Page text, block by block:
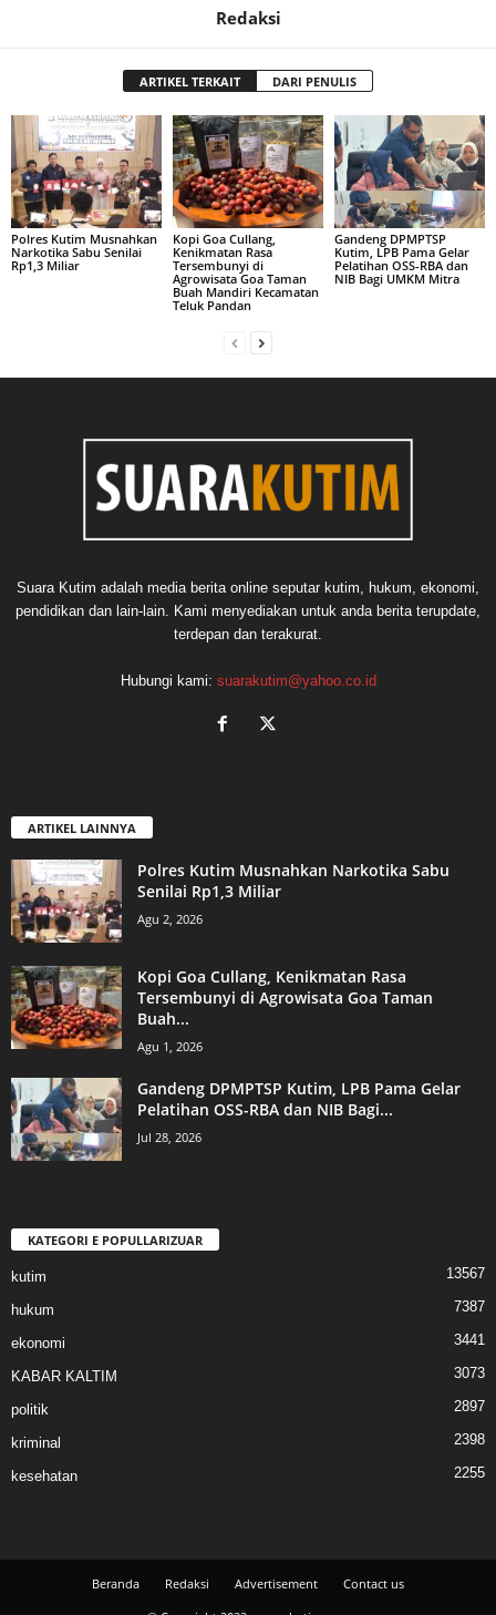
Redaksi
ARTIKEL TERKAIT DARI PENULIS
Polres Kutim Musnahkan
Narkotika Sabu Senilai
Rp1,3 Miliar
Kopi Goa Cullang,
Kenikmatan Rasa
Tersembunyi di
Agrowisata Goa Taman
Buah Mandiri Kecamatan
Teluk Pandan
Gandeng DPMPTSP
Kutim, LPB Pama Gelar
Pelatihan OSS-RBA dan
NIB Bagi UMKM Mitra
Suara Kutim adalah media berita online seputar kutim, hukum, ekonomi,
pendidikan dan lain-lain. Kami menyediakan untuk anda berita terupdate,
terdepan dan terakurat.
Hubungi kami: suarakutim@yahoo.co.id
ARTIKEL LAINNYA
Polres Kutim Musnahkan Narkotika Sabu
Senilai Rp1,3 Miliar
Agu 2, 2026
Kopi Goa Cullang, Kenikmatan Rasa
Tersembunyi di Agrowisata Goa Taman
Buah...
Agu 1, 2026
Gandeng DPMPTSP Kutim, LPB Pama Gelar
Pelatihan OSS-RBA dan NIB Bagi...
Jul 28, 2026
KATEGORI E POPULLARIZUAR
kutim 13567
hukum 7387
ekonomi 3441
KABAR KALTIM 3073
politik 2897
kriminal 2398
kesehatan 2255
Beranda Redaksi Advertisement
Contact us